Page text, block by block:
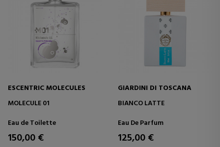
ESCENTRIC MOLECULES
MOLECULE 01
Eau de Toilette
150,00 €
GIARDINI DI TOSCANA
BIANCO LATTE
Eau De Parfum
125,00 €